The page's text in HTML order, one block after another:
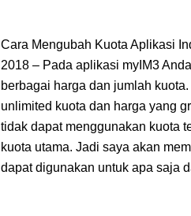
Cara Mengubah Kuota Aplikasi
2018 – Pada aplikasi myIM3
berbagai harga dan jumlah
unlimited kuota dan harga yang
tidak dapat menggunakan kuota
kuota utama. Jadi saya akan
dapat digunakan untuk apa saja